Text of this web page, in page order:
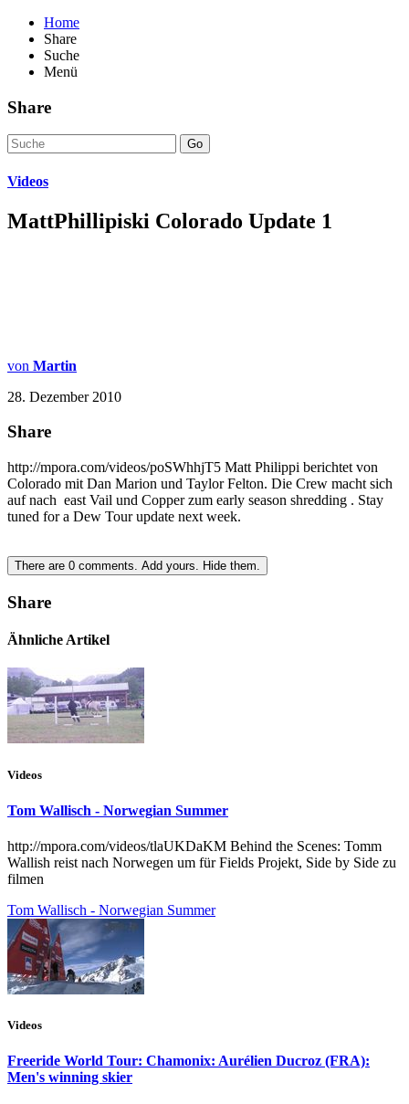
Home
Share
Suche
Menü
Share
Go
Videos
MattPhillipiski Colorado Update 1
von Martin
28. Dezember 2010
Share
http://mpora.com/videos/poSWhhjT5 Matt Philippi berichtet von
Colorado mit Dan Marion und Taylor Felton. Die Crew macht sich
auf nach east Vail und Copper zum early season shredding . Stay
tuned for a Dew Tour update next week.
There are 0 comments. Add yours. Hide them.
Share
Ähnliche Artikel
Videos
Tom Wallisch - Norwegian Summer
http://mpora.com/videos/tlaUKDaKM Behind the Scenes: Tomm
Wallish reist nach Norwegen um für Fields Projekt, Side by Side zu
filmen
Tom Wallisch - Norwegian Summer
Videos
Freeride World Tour: Chamonix: Aurélien Ducroz (FRA):
Men's winning skier